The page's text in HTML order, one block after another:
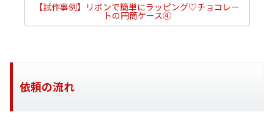
【試作事例】リボンで簡単にラッピング♡チョコレー
トの円筒ケース④
依頼の流れ